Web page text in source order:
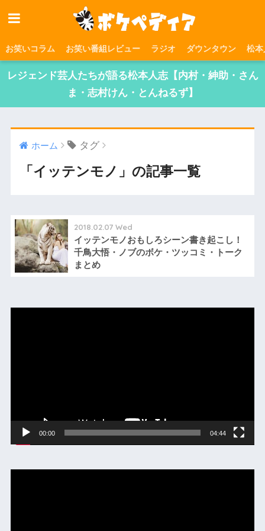
お笑いコラム お笑い番組レビュー ラジオ ダウンタウン 松本
レジェンド芸人たちが語る松本人志【内村・紳助・さん
ま・志村けん・とんねるず】
ホーム タグ
「イッテンモノ」の記事一覧
2018.02.07 Wed
イッテンモノおもしろシーン書き起こし！
千鳥大悟・ノブのボケ・ツッコミ・トーク
まとめ
ー
00:00 04:44